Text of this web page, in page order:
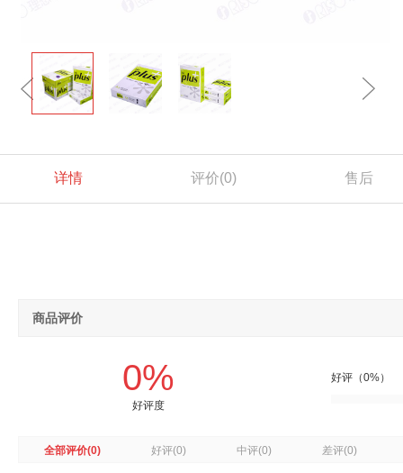
详情 评价(0) 售后
商品评价
0%
好评度
好评（0%）
全部评价(0) 好评(0) 中评(0) 差评(0)